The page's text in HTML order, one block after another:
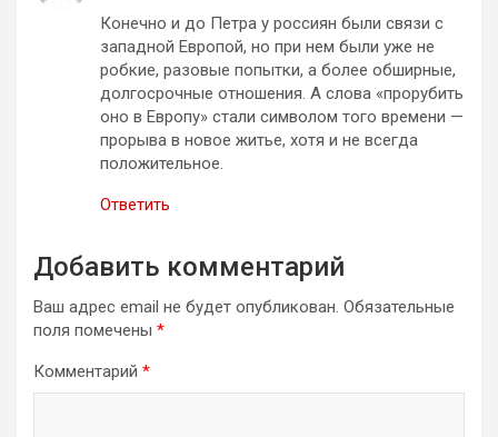
Конечно и до Петра у россиян были связи с
западной Европой, но при нем были уже не
робкие, разовые попытки, а более обширные,
долгосрочные отношения. А слова «прорубить
оно в Европу» стали символом того времени —
прорыва в новое житье, хотя и не всегда
положительное.
Ответить
Добавить комментарий
Ваш адрес email не будет опубликован. Обязательные
поля помечены *
Комментарий *